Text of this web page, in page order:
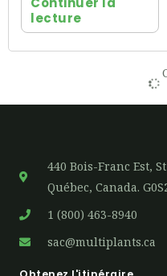
lecture
440 Bois-Franc Est,
Québec, Canada.
1 (800) 463-8940
sac@multiplants.ca